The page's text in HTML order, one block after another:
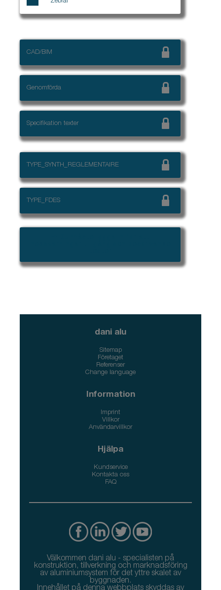
CAD/BIM
Genomförda
Specifikation texter
TYPE_SYNTH_REGLEMENTAIRE
TYPE_FDES
dani alu
Sitemap
Företaget
Referenser
Change language
Information
Imprint
Villkor
Användarvillkor
Hjälpa
Kundservice
Kontakta oss
FAQ
Välkommen dani alu - specialisten på
konstruktion, tillverkning och marknadsföring
av aluminiumsystem för det yttre skalet av
byggnaden.